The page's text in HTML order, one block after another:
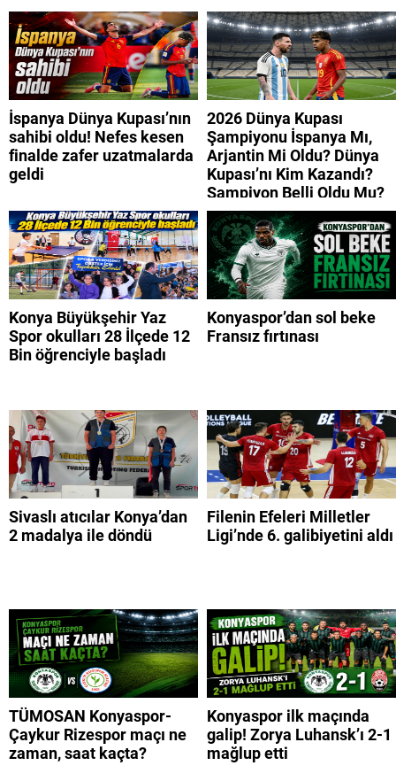
İspanya Dünya Kupası’nın
sahibi oldu! Nefes kesen
finalde zafer uzatmalarda
geldi
2026 Dünya Kupası
Şampiyonu İspanya Mı,
Arjantin Mi Oldu? Dünya
Kupası’nı Kim Kazandı?
Şampiyon Belli Oldu Mu?
Konya Büyükşehir Yaz
Spor okulları 28 İlçede 12
Bin öğrenciyle başladı
Konyaspor’dan sol beke
Fransız fırtınası
Sivaslı atıcılar Konya’dan
2 madalya ile döndü
Filenin Efeleri Milletler
Ligi’nde 6. galibiyetini aldı
TÜMOSAN Konyaspor-
Çaykur Rizespor maçı ne
zaman, saat kaçta?
Konyaspor ilk maçında
galip! Zorya Luhansk’ı 2-1
mağlup etti